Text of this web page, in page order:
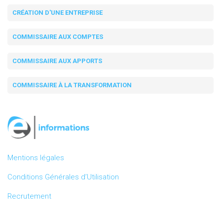
CRÉATION D'UNE ENTREPRISE
COMMISSAIRE AUX COMPTES
COMMISSAIRE AUX APPORTS
COMMISSAIRE À LA TRANSFORMATION
Mentions légales
Conditions Générales d’Utilisation
Recrutement